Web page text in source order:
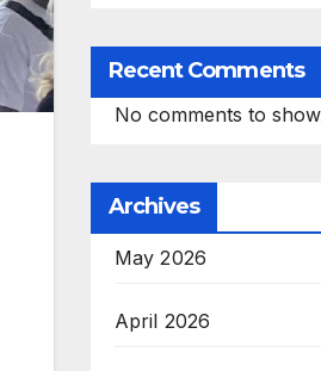
Recent Comments
No comments to
Archives
May 2026
April 2026